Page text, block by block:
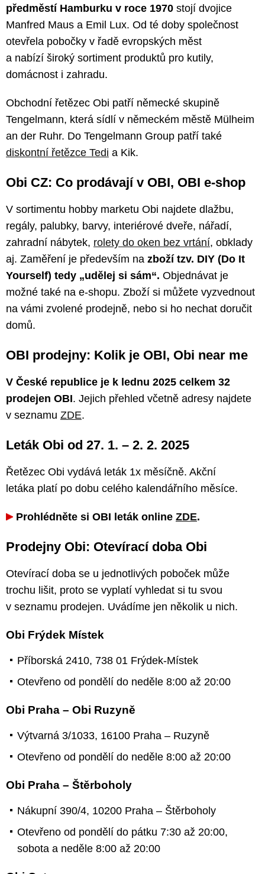
předměstí Hamburku v roce 1970 stojí dvojice
Manfred Maus a Emil Lux. Od té doby společnost
otevřela pobočky v řadě evropských měst
a nabízí široký sortiment produktů pro kutily,
domácnost i zahradu.
Obchodní řetězec Obi patří německé skupině
Tengelmann, která sídlí v německém městě Mülheim
an der Ruhr. Do Tengelmann Group patří také
diskontní řetězce Tedi a Kik.
Obi CZ: Co prodávají v OBI, OBI e-shop
V sortimentu hobby marketu Obi najdete dlažbu,
regály, palubky, barvy, interiérové dveře, nářadí,
zahradní nábytek, rolety do oken bez vrtání, obklady
aj. Zaměření je především na zboží tzv. DIY (Do It
Yourself) tedy „udělej si sám“. Objednávat je
možné také na e-shopu. Zboží si můžete vyzvednout
na vámi zvolené prodejně, nebo si ho nechat doručit
domů.
OBI prodejny: Kolik je OBI, Obi near me
V České republice je k lednu 2025 celkem 32
prodejen OBI. Jejich přehled včetně adresy najdete
v seznamu ZDE.
Leták Obi od 27. 1. – 2. 2. 2025
Řetězec Obi vydává leták 1x měsíčně. Akční
letáka platí po dobu celého kalendářního měsíce.
Prohlédněte si OBI leták online ZDE.
Prodejny Obi: Otevírací doba Obi
Otevírací doba se u jednotlivých poboček může
trochu lišit, proto se vyplatí vyhledat si tu svou
v seznamu prodejen. Uvádíme jen několik u nich.
Obi Frýdek Místek
Příborská 2410, 738 01 Frýdek-Místek
Otevřeno od pondělí do neděle 8:00 až 20:00
Obi Praha – Obi Ruzyně
Výtvarná 3/1033, 16100 Praha – Ruzyně
Otevřeno od pondělí do neděle 8:00 až 20:00
Obi Praha – Štěrboholy
Nákupní 390/4, 10200 Praha – Štěrboholy
Otevřeno od pondělí do pátku 7:30 až 20:00,
sobota a neděle 8:00 až 20:00